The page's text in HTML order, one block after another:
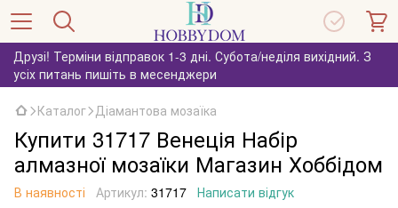
Друзі! Терміни відправок 1-3 дні. Субота/неділя вихідний. З
усіх питань пишіть в месенджери
Каталог Діамантова мозаїка
Купити 31717 Венеція Набір
алмазної мозаїки Магазин Хоббідом
В наявності Артикул: 31717 Написати відгук